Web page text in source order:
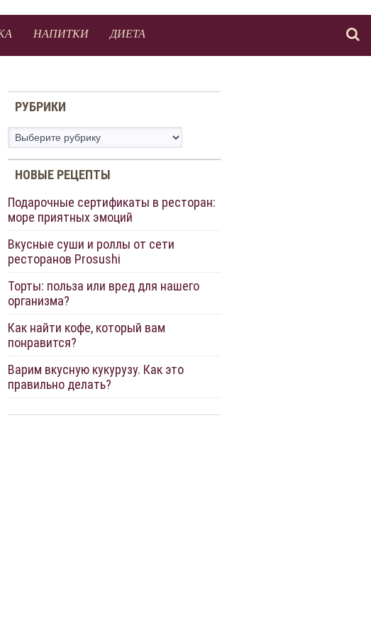
НАПИТКИ ДИЕТА
РУБРИКИ
Рубрики
НОВЫЕ РЕЦЕПТЫ
Подарочные сертификаты в ресторан:
море приятных эмоций
Вкусные суши и роллы от сети
ресторанов Prosushi
Торты: польза или вред для нашего
организма?
Как найти кофе, который вам
понравится?
Варим вкусную кукурузу. Как это
правильно делать?